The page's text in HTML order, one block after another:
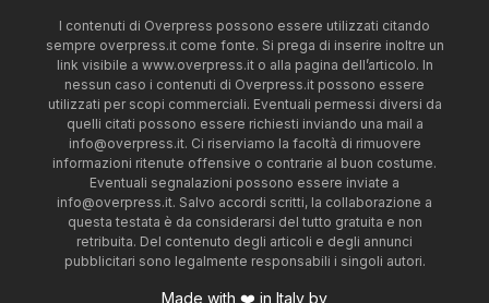
I contenuti di Overpress possono essere utilizzati citando
sempre overpress.it come fonte. Si prega di inserire inoltre un
link visibile a www.overpress.it o alla pagina dell’articolo. In
nessun caso i contenuti di Overpress.it possono essere
utilizzati per scopi commerciali. Eventuali permessi diversi da
quelli citati possono essere richiesti inviando una mail a
info@overpress.it. Ci riserviamo la facoltà di rimuovere
informazioni ritenute offensive o contrarie al buon costume.
Eventuali segnalazioni possono essere inviate a
info@overpress.it. Salvo accordi scritti, la collaborazione a
questa testata è da considerarsi del tutto gratuita e non
retribuita. Del contenuto degli articoli e degli annunci
pubblicitari sono legalmente responsabili i singoli autori.
Made with ❤️ in Italy by